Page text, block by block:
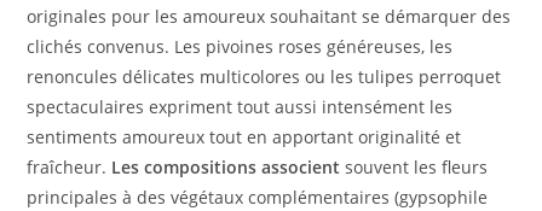
originales pour les amoureux souhaitant se démarquer des
clichés convenus. Les pivoines roses généreuses, les
renoncules délicates multicolores ou les tulipes perroquet
spectaculaires expriment tout aussi intensément les
sentiments amoureux tout en apportant originalité et
fraîcheur. Les compositions associent souvent les fleurs
principales à des végétaux complémentaires (gypsophile